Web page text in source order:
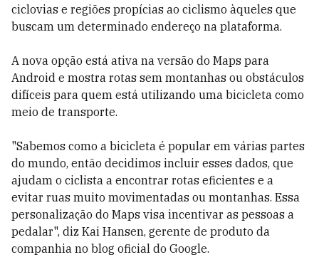
ciclovias e regiões propícias ao ciclismo àqueles que
buscam um determinado endereço na plataforma.
A nova opção está ativa na versão do Maps para
Android e mostra rotas sem montanhas ou obstáculos
difíceis para quem está utilizando uma bicicleta como
meio de transporte.
"Sabemos como a bicicleta é popular em várias partes
do mundo, então decidimos incluir esses dados, que
ajudam o ciclista a encontrar rotas eficientes e a
evitar ruas muito movimentadas ou montanhas. Essa
personalização do Maps visa incentivar as pessoas a
pedalar", diz Kai Hansen, gerente de produto da
companhia no blog oficial do Google.